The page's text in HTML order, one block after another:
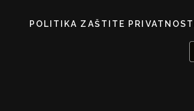
POLITIKA ZAŠTITE PRIVATNOSTI